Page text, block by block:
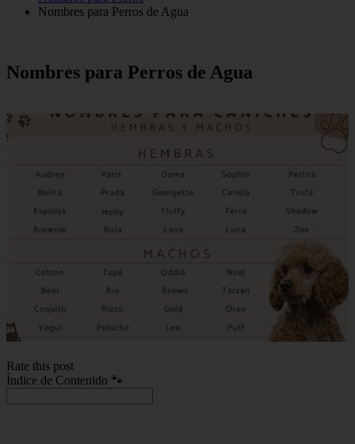
Nombres para Perros de Agua
Nombres para Perros de Agua
Rate this post
Índice de Contenido 🐾